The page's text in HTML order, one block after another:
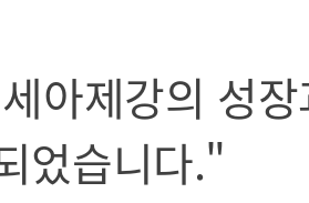
아제강의 성
었습니다."